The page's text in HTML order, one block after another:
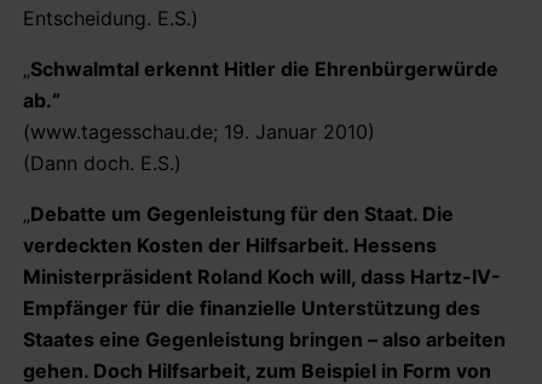
Entscheidung. E.S.)
„Schwalmtal erkennt Hitler die Ehrenbürgerwürde
ab.“
(www.tagesschau.de; 19. Januar 2010)
(Dann doch. E.S.)
„Debatte um Gegenleistung für den Staat. Die
verdeckten Kosten der Hilfsarbeit. Hessens
Ministerpräsident Roland Koch will, dass Hartz-IV-
Empfänger für die finanzielle Unterstützung des
Staates eine Gegenleistung bringen – also arbeiten
gehen. Doch Hilfsarbeit, zum Beispiel in Form von